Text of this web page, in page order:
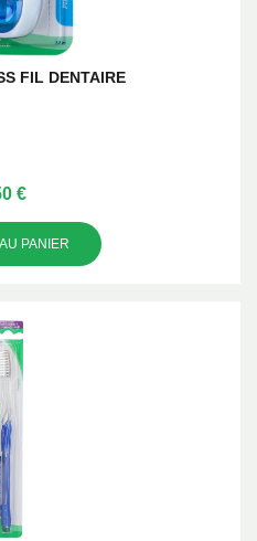
FIL DENTAIRE
€
PANIER